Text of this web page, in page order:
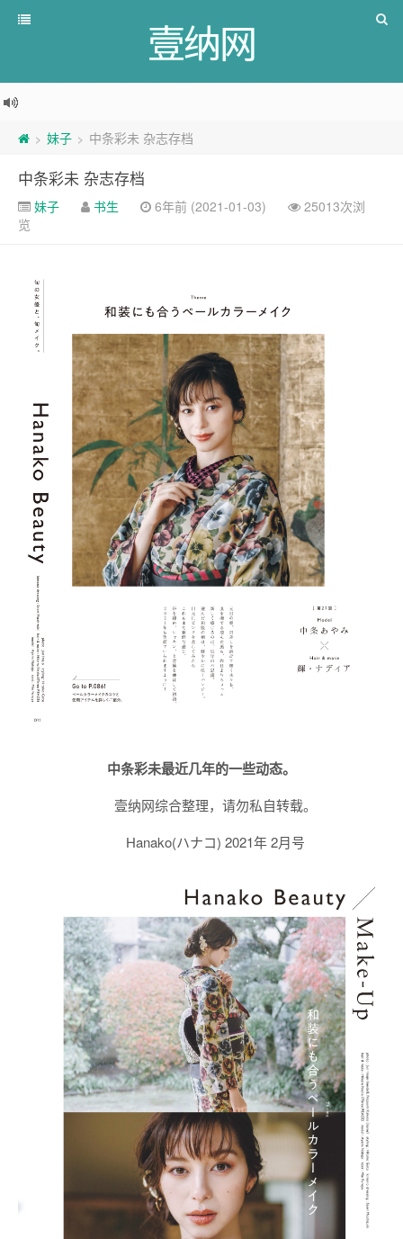
壹纳网
> 妹子 > 中条彩未 杂志存档
中条彩未 杂志存档
妹子 书生 6年前 (2021-01-03)
25013次浏
览
中条彩未最近几年的一些动态。
壹纳网综合整理，请勿私自转载。
Hanako(ハナコ) 2021年 2月号